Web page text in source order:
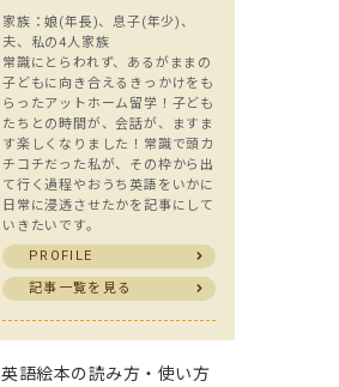
家族：娘(年長)、息子(年少)、
夫、私の4人家族
常識にとらわれず、あるがままの
子どもに向き合えるきっかけをも
らったアットホーム留学！子ども
たちとの時間が、会話が、ますま
す楽しくなりました！常識で頭カ
チコチだった私が、その枠から出
て行く過程やおうち英語をいかに
日常に浸透させたかを記事にして
いきたいです。
PROFILE
記事一覧を見る
英語絵本の読み方・使い方